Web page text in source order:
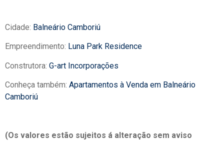
Cidade: Balneário Camboriú
Empreendimento: Luna Park Residence
Construtora: G-art Incorporações
Conheça também: Apartamentos à Venda em Balneário
Camboriú
(Os valores estão sujeitos á alteração sem aviso